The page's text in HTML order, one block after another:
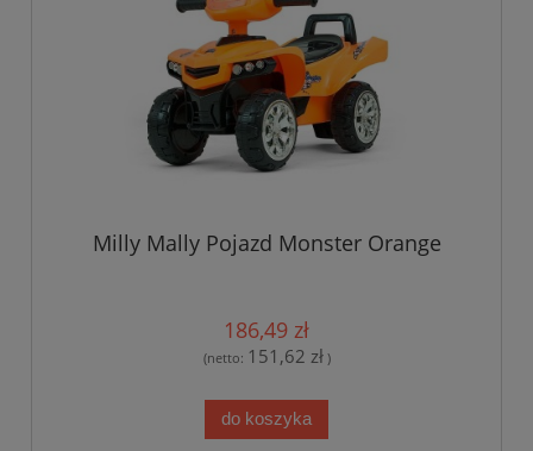
Milly Mally Pojazd Monster Orange
186,49 zł
(netto: 151,62 zł)
do koszyka